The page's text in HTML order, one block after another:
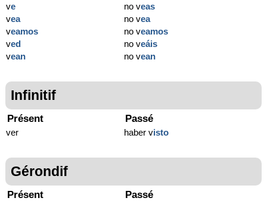
ve
vea
veamos
ved
vean
no veas
no vea
no veamos
no veáis
no vean
Infinitif
Présent
ver
Passé
haber visto
Gérondif
Présent Passé